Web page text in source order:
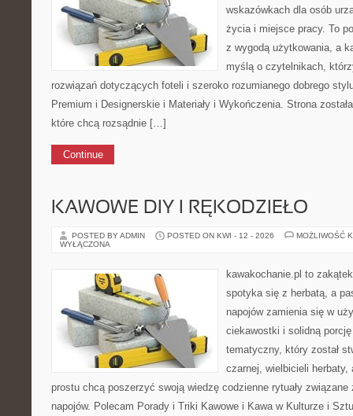
wskazówkach dla osób
życia i miejsce pracy. To
z wygodą użytkowania, a
myślą o czytelnikach,
rozwiązań dotyczących foteli i szeroko rozumianego dobrego
Premium i Designerskie i Materiały i Wykończenia. Strona
które chcą rozsądnie […]
Continue
KAWOWE DIY I RĘKODZIEŁO
POSTED BY ADMIN POSTED ON KWI - 12 - 2026
MOŻLIWOŚĆ
WYŁĄCZONA
kawakochanie.pl to
spotyka się z herbatą, a
napojów zamienia się w
ciekawostki i solidną
tematyczny, który został
czarnej, wielbicieli
prostu chcą poszerzyć swoją wiedzę codzienne rytuały
napojów. Polecam Porady i Triki Kawowe i Kawa w Kulturze i